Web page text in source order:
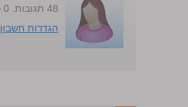
48 תגובות. 0 כתבות.
הגדרות חשבון